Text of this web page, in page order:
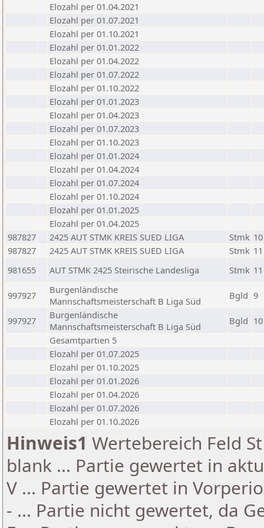
Elozahl per 01.04.2021
Elozahl per 01.07.2021
Elozahl per 01.10.2021
Elozahl per 01.01.2022
Elozahl per 01.04.2022
Elozahl per 01.07.2022
Elozahl per 01.10.2022
Elozahl per 01.01.2023
Elozahl per 01.04.2023
Elozahl per 01.07.2023
Elozahl per 01.10.2023
Elozahl per 01.01.2024
Elozahl per 01.04.2024
Elozahl per 01.07.2024
Elozahl per 01.10.2024
Elozahl per 01.01.2025
Elozahl per 01.04.2025
987827
2425 AUT STMK KREIS SUED LIGA Stmk 10
987827
2425 AUT STMK KREIS SUED LIGA Stmk 11
981655
AUT STMK 2425 Steirische Landesliga Stmk 11
997927
Burgenländische
Mannschaftsmeisterschaft B Liga Süd
Bgld 9
997927
Burgenländische
Mannschaftsmeisterschaft B Liga Süd
Bgld 10
Gesamtpartien 5
Elozahl per 01.07.2025
Elozahl per 01.10.2025
Elozahl per 01.01.2026
Elozahl per 01.04.2026
Elozahl per 01.07.2026
Elozahl per 01.10.2026
Hinweis1 Wertebereich Feld
blank ... Partie gewertet in
V ... Partie gewertet in
- ... Partie nicht gewertet, da